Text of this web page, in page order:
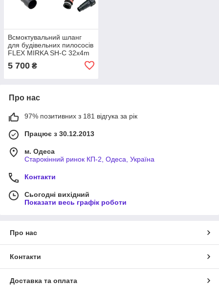
Всмоктувальний шланг
для будівельних пилососів
FLEX MIRKA SH-C 32x4m
5 700 ₴
Про нас
97% позитивних з 181 відгука за рік
Працює з 30.12.2013
м. Одеса
Старокінний ринок КП-2, Одеса, Україна
Контакти
Сьогодні вихідний
Показати весь графік роботи
Про нас
Контакти
Доставка та оплата